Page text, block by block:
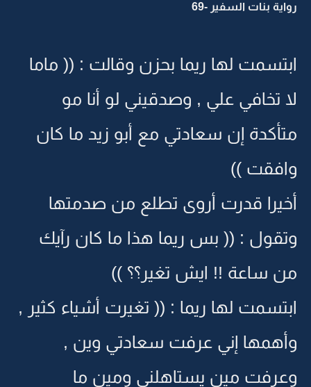
رواية بنات السفير -69
ابتسمت لها ريما بحزن وقالت : (( ماما
لا تخافي علي , وصدقيني لو أنا مو
متأكدة إن سعادتي مع أبو زيد ما كان
وافقت ))
أخيرا قدرت أروى تطلع من صدمتها
وتقول : (( بس ريما هذا ما كان رآيك
من ساعة !! ايش تغير؟؟ ))
ابتسمت لها ريما : (( تغيرت أشياء كثير ,
وأهمها إني عرفت سعادتي وين ,
وعرفت مين يستاهلني ومين ما